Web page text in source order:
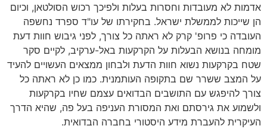
אדמות לא מעובדות וחסרות בעלות ולפיכך רכוש הסולטאן, וכיום
הן שייכות לממשלת ישראל. בחקירתו של עו"ד ספרד נחשפה
העובדה כי פרופ' קרק לא ראתה כל צורך, לפני גיבוש חוות דעת
מומחה בנושא הבעלות על הקרקעות באל-ערקיב, לקיים סקר
שטח בקרקעות נשוא חוות הדעת ולבחון ממצאים העשויים להעיד
על המצב ששרר שם בתקופה העותמנית. כמו כן לא ראתה כל
צורך להיפגש עם התושבים הבדואים עצמם שחיו בקרקעות
ולשמוע את גירסתם ואת המסורת העניפה בעל פה, שהיא הדרך
העיקרית להעברת מידע היסטורי בחברה הבדואית.